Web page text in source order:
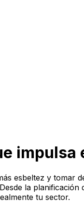
impulsa
esbeltez y tomar
la
tu sector.